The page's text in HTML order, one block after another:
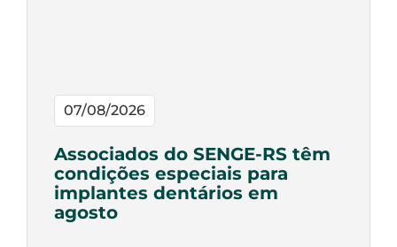
07/08/2026
Associados do SENGE-RS têm
condições especiais para
implantes dentários em
agosto